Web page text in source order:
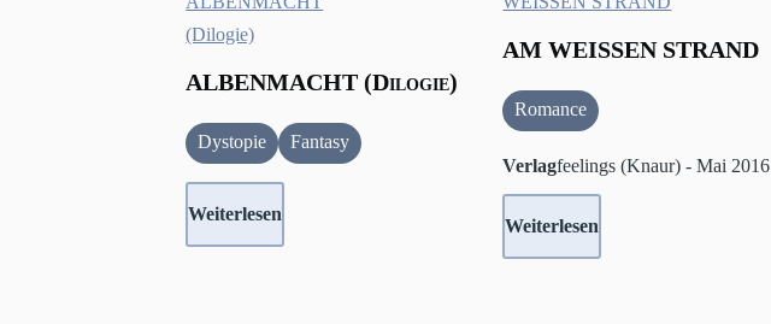
ALBENMACHT (Dilogie)
Dystopie Fantasy
Weiterlesen
AM WEISSEN STRAND
Romance
Verlagfeelings (Knaur) - Mai 2016
Weiterlesen